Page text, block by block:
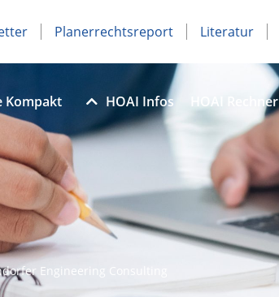
Planerrechtsreport Literatur
Kompakt HOAI Infos HOAI Rechner
Engineering Consulting